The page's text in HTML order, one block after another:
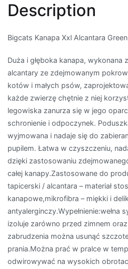
Description
Bigcats Kanapa Xxl Alcantara Green
Duża i głęboka kanapa, wykonana
alcantary ze zdejmowanym
kotów i małych psów,
każde zwierzę chętnie z niej
legowiska zanurza się w jego
schronienie i odpoczynek.
wyjmowana i nadaje się do
pupilem. Łatwa w czyszczeniu,
dzięki zastosowaniu
całej kanapy.Zastosowane do
tapicerski / alcantara – materiał
kanapowe,mikrofibra – miękki i
antyalerginczy.Wypełnienie:wełna
izoluje zarówno przed zimnem oraz
zabrudzenia można usunąć
prania.Można prać w pralce w
odwirowywać na wysokich